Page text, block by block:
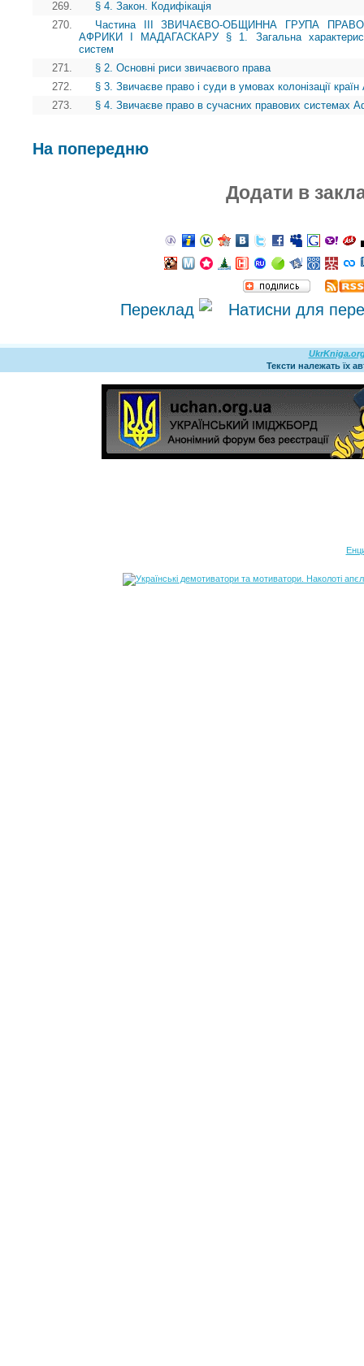
269.
§ 4. Закон. Кодифікація
270.
Частина III ЗВИЧАЄВО-ОБЩИННА ГРУПА
АФРИКИ І МАДАГАСКАРУ § 1. Загальна
систем
271.
§ 2. Основні риси звичаєвого права
272.
§ 3. Звичаєве право і суди в умовах колонізації
273.
§ 4. Звичаєве право в сучасних правових системах
На попередню
Додати в
Переклад
Тексти належать їх